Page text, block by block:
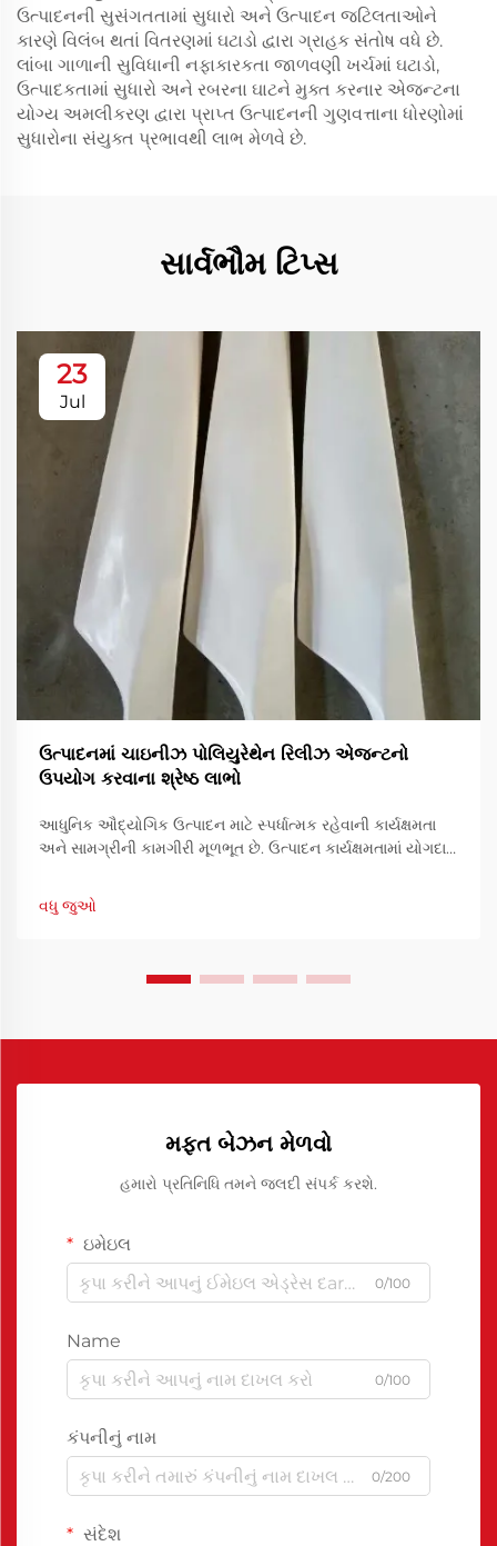
ઉત્પાદનની સુસંગતતામાં સુધારો અને ઉત્પાદન જટિલતાઓને
કારણે વિલંબ થતાં વિતરણમાં ઘટાડો દ્વારા ગ્રાહક સંતોષ વધે છે.
લાંબા ગાળાની સુવિધાની નફાકારકતા જાળવણી ખર્ચમાં ઘટાડો,
ઉત્પાદકતામાં સુધારો અને રબરના ઘાટને મુક્ત કરનાર એજન્ટના
યોગ્ય અમલીકરણ દ્વારા પ્રાપ્ત ઉત્પાદનની ગુણવત્તાના ધોરણોમાં
સુધારોના સંયુક્ત પ્રભાવથી લાભ મેળવે છે.
સાર્વભૌમ ટિપ્સ
23
Jul
ઉત્પાદનમાં ચાઇનીઝ પોલિયુરેથેન રિલીઝ એજન્ટનો
ઉપયોગ કરવાના શ્રેષ્ઠ લાભો
આધુનિક ઔદ્યોગિક ઉત્પાદન માટે સ્પર્ધાત્મક રહેવાની કાર્યક્ષમતા
અને સામગ્રીની કામગીરી મૂળભૂત છે. ઉત્પાદન કાર્યક્ષમતામાં યોગદાન
વધુ જુઓ
મફત બેઝન મેળવો
હમારો પ્રતિનિધિ તમને જલદી સંપર્ક કરશે.
ઇમેઇલ
0/100
Name
0/100
કંપનીનું નામ
0/200
સંદેશ